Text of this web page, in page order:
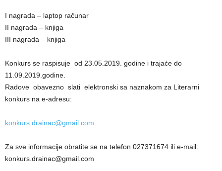
I nagrada – laptop računar
II nagrada – knjiga
III nagrada – knjiga
Konkurs se raspisuje od 23.05.2019. godine i trajaće do
11.09.2019.godine.
Radove obavezno slati elektronski sa naznakom za Literarni
konkurs na e-adresu:
konkurs.drainac@gmail.com
Za sve informacije obratite se na telefon 027371674 ili e-mail:
konkurs.drainac@gmail.com